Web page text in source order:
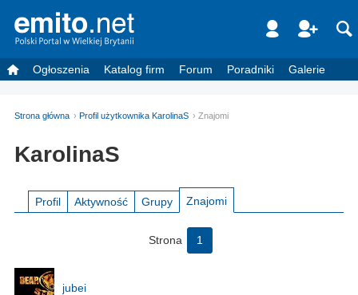
Ogłoszenia Katalog firm Forum Poradniki Galerie
Strona główna Profil użytkownika KarolinaS Znajomi
KarolinaS
Profil Aktywność Grupy Znajomi
Strona 1
jubei